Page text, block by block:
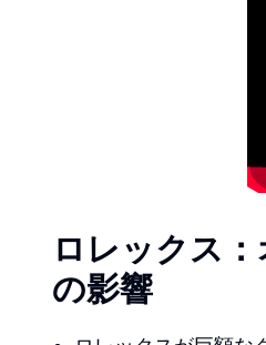
ロレックス
の影響